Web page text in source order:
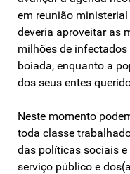
em reunião
deveria aproveitar as
milhões de infectados
boiada, enquanto a
dos seus entes
Neste momento
toda classe
das políticas sociais e
serviço público e